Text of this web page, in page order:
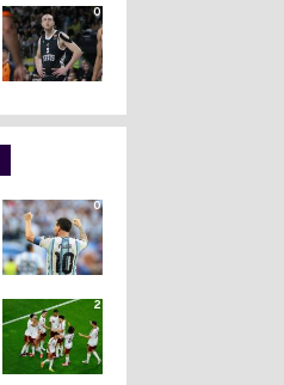
0
0
2